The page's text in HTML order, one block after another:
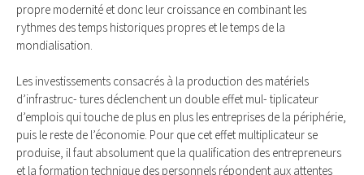
propre modernité et donc leur croissance en combinant les
rythmes des temps historiques propres et le temps de la
mondialisation.
Les investissements consacrés à la production des matériels
d’infrastruc- tures déclenchent un double effet mul- tiplicateur
d’emplois qui touche de plus en plus les entreprises de la périphérie,
puis le reste de l’économie. Pour que cet effet multiplicateur se
produise, il faut absolument que la qualification des entrepreneurs
et la formation technique des personnels répondent aux attentes